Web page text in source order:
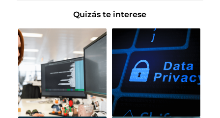
Quizás te interese